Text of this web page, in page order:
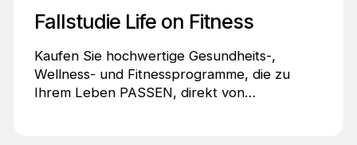
Fallstudie Life on Fitness
Kaufen Sie hochwertige Gesundheits-,
Wellness- und Fitnessprogramme, die zu
Ihrem Leben PASSEN, direkt von